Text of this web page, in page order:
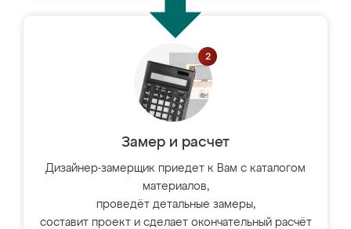
Замер и расчет
Дизайнер-замерщик приедет к Вам с каталогом
материалов,
проведёт детальные замеры,
составит проект и сделает окончательный расчёт